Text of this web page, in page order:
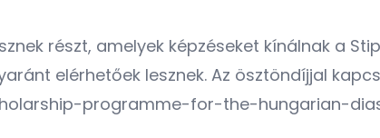
részt, amelyek képzéseket kínálnak a
elérhetőek lesznek. Az ösztöndíjjal
programme-for-the-hungarian-